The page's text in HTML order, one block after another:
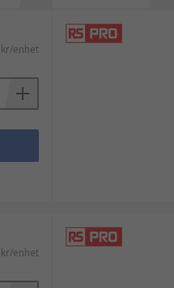
Denna typ av brytare är
även vid kraftig
sonden kommer i
nivåbrytare används som
specifik vätskenivå. De
reservoarer, pumpgropar,
enhet
enhet